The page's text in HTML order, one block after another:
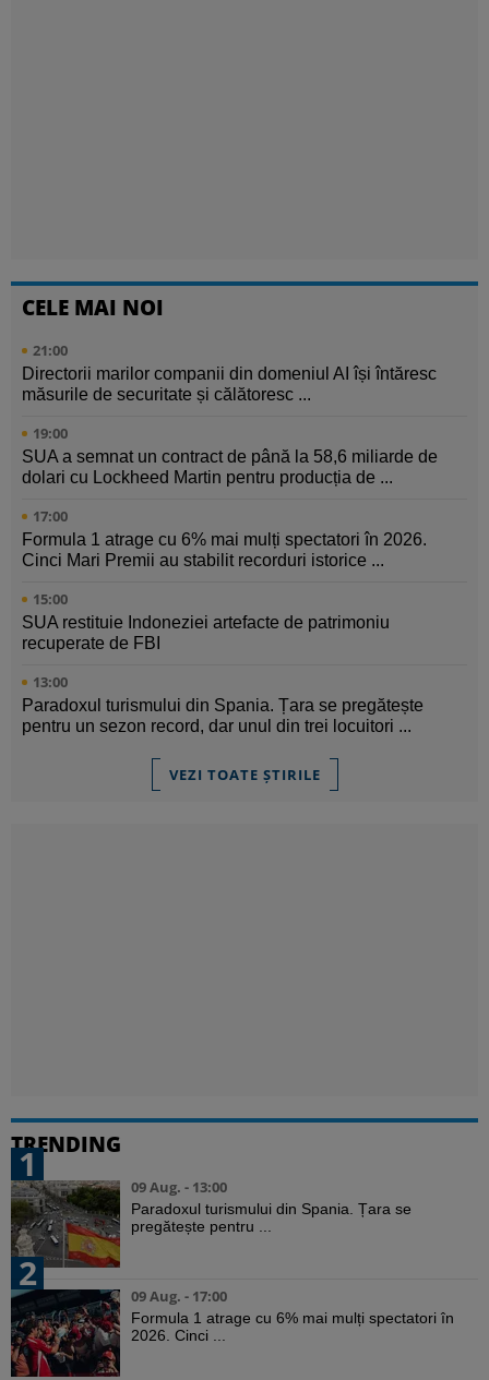
CELE MAI NOI
21:00
Directorii marilor companii din domeniul AI își întăresc
măsurile de securitate și călătoresc ...
19:00
SUA a semnat un contract de până la 58,6 miliarde de
dolari cu Lockheed Martin pentru producția de ...
17:00
Formula 1 atrage cu 6% mai mulți spectatori în 2026.
Cinci Mari Premii au stabilit recorduri istorice ...
15:00
SUA restituie Indoneziei artefacte de patrimoniu
recuperate de FBI
13:00
Paradoxul turismului din Spania. Țara se pregătește
pentru un sezon record, dar unul din trei locuitori ...
VEZI TOATE ȘTIRILE
TRENDING
1
09 Aug. - 13:00
Paradoxul turismului din Spania. Țara se
pregătește pentru ...
2
09 Aug. - 17:00
Formula 1 atrage cu 6% mai mulți spectatori în
2026. Cinci ...